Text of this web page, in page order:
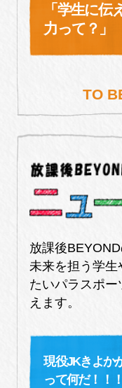
「学生に伝
力って？」
TO
放課後
未来を担う学生
たいパラスポ
えます。
現役JKきよか
って何だ！！！